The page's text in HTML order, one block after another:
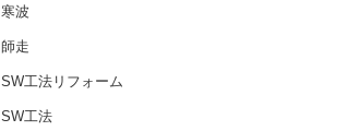
寒波
師走
SW工法リフォーム
SW工法